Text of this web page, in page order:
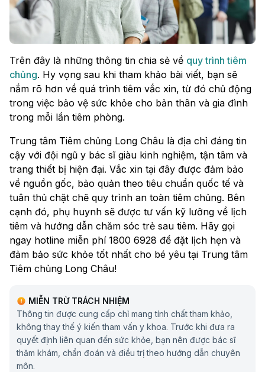
Trên đây là những thông tin chia sẻ về quy trình tiêm
chủng. Hy vọng sau khi tham khảo bài viết, bạn sẽ
nắm rõ hơn về quá trình tiêm vắc xin, từ đó chủ động
trong việc bảo vệ sức khỏe cho bản thân và gia đình
trong mỗi lần tiêm phòng.
Trung tâm Tiêm chủng Long Châu là địa chỉ đáng tin
cậy với đội ngũ y bác sĩ giàu kinh nghiệm, tận tâm và
trang thiết bị hiện đại. Vắc xin tại đây được đảm bảo
về nguồn gốc, bảo quản theo tiêu chuẩn quốc tế và
tuân thủ chặt chẽ quy trình an toàn tiêm chủng. Bên
cạnh đó, phụ huynh sẽ được tư vấn kỹ lưỡng về lịch
tiêm và hướng dẫn chăm sóc trẻ sau tiêm. Hãy gọi
ngay hotline miễn phí 1800 6928 để đặt lịch hẹn và
đảm bảo sức khỏe tốt nhất cho bé yêu tại Trung tâm
Tiêm chủng Long Châu!
MIỄN TRỪ TRÁCH NHIỆM
Thông tin được cung cấp chỉ mang tính chất tham khảo,
không thay thế ý kiến tham vấn y khoa. Trước khi đưa ra
quyết định liên quan đến sức khỏe, bạn nên được bác sĩ
thăm khám, chẩn đoán và điều trị theo hướng dẫn chuyên
môn.